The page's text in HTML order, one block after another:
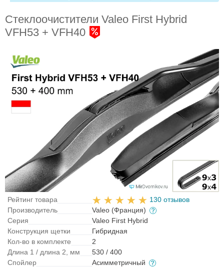
Стеклоочистители Valeo First Hybrid
VFH53 + VFH40
Рейтинг товара
130 отзывов
Производитель
Valeo (Франция)
Серия
Valeo First Hybrid
Конструкция щетки
Гибридная
Кол-во в комплекте
2
Длина 1 / длина 2, мм
530 / 400
Спойлер
Асимметричный